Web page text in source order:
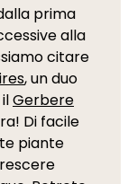
prima
alla
citare
, un duo
Gerbere
Di facile
piante